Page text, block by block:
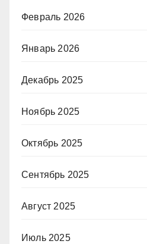
Февраль 2026
Январь 2026
Декабрь 2025
Ноябрь 2025
Октябрь 2025
Сентябрь 2025
Август 2025
Июль 2025